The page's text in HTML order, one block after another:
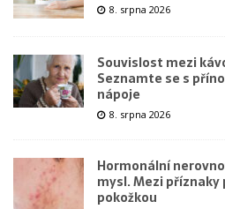
8. srpna 2026
Souvislost mezi
Seznamte se s
nápoje
8. srpna 2026
Hormonální
mysl. Mezi
pokožkou